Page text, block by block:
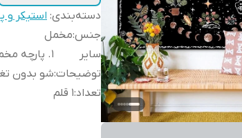
دسته‌بندی: استیکر و
جنس:مخمل
سایر
توضیحات:شو بدون تغییر رنگ 4. بهترین
تعداد:1 قلم